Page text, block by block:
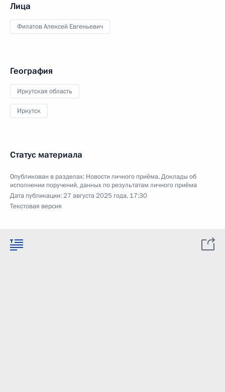
Лица
Филатов Алексей Евгеньевич
География
Иркутская область
Иркутск
Статус материала
Опубликован в разделах: Новости личного приёма,Доклады об
исполнении поручений, данных по результатам личного приёма
Дата публикации:27 августа 2025 года, 17:30
Текстовая версия